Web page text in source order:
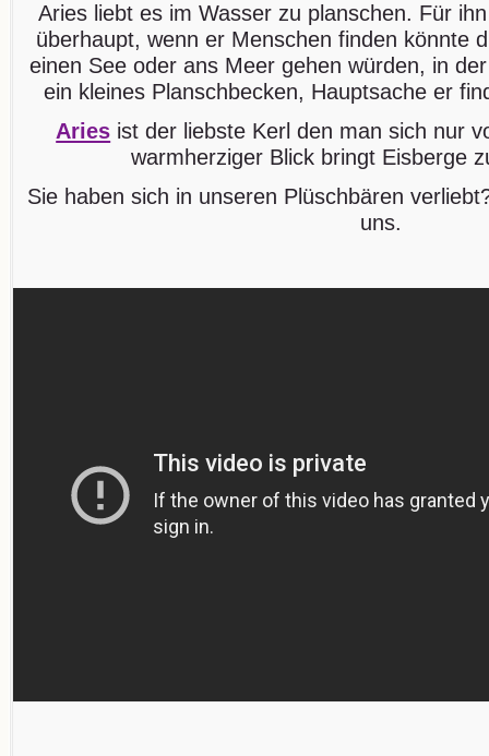
Aries liebt es im Wasser zu planschen. Für
überhaupt, wenn er Menschen finden könnte
einen See oder ans Meer gehen würden, in
ein kleines Planschbecken, Hauptsache er
Aries ist der liebste Kerl den man sich nur
warmherziger Blick bringt Eisberge
Sie haben sich in unseren Plüschbären
uns.